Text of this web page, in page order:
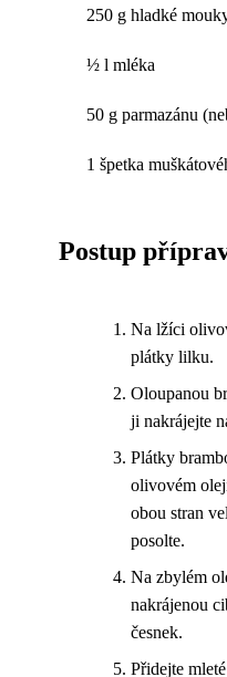
250 g hladké
½ l mléka
50 g parmazánu
1 špetka
Postup
Na lžíci
plátky lilku.
Oloupanou
ji nakrájejte
Plátky
olivovém
obou stran
posolte.
Na zbylém
nakrájenou
česnek.
Přidejte